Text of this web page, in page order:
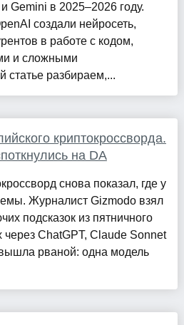
Gemini в 2025–2026 году.
создали нейросеть,
в работе с кодом,
и сложными
статье разбираем,...
криптокроссворда.
на DA
снова показал, где у
Журналист Gizmodo взял
подсказок из пятничного
через ChatGPT, Claude Sonnet
рваной: одна модель